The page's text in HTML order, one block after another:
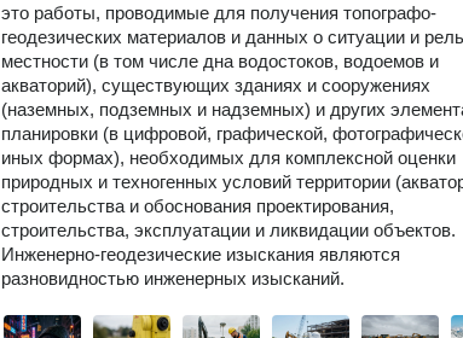
это работы, проводимые для получения топографо-
геодезических материалов и данных о ситуации и
местности (в том числе дна водостоков, водоемов и
акваторий), существующих зданиях и сооружениях
(наземных, подземных и надземных) и других
планировки (в цифровой, графической,
иных формах), необходимых для комплексной оценки
природных и техногенных условий территории
строительства и обоснования проектирования,
строительства, эксплуатации и ликвидации объектов.
Инженерно-геодезические изыскания являются
разновидностью инженерных изысканий.